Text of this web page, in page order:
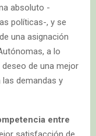
absoluto -
políticas-, y se
una asignación
a lo
de una mejor
demandas y
entre